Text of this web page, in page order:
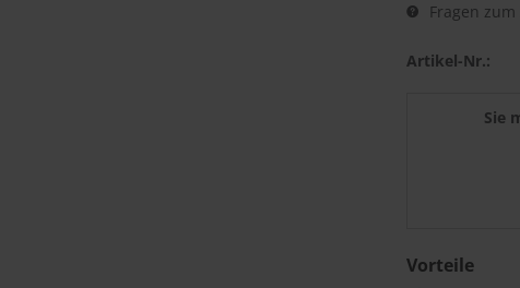
Fragen
Artikel-Nr.:
Sie
Vorteile